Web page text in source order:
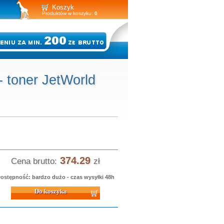
Koszyk
Produktów w koszyku: 0
toner JetWorld
Cena brutto: 374.29 zł
bardzo dużo - czas wysyłki 48h
koszyka